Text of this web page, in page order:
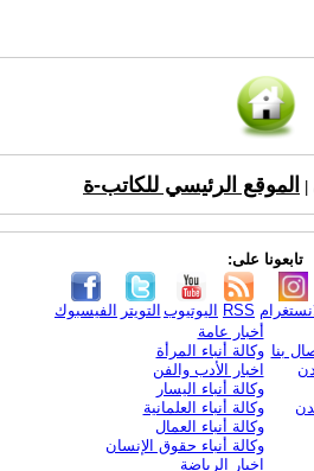
الموقع الرئيسي للكاتب-ة
تابعونا على:
الفيسبوك التويتر اليوتيوب RSS
بنا
أخبار عامة
وكالة أنباء المرأة
اخبار الأدب والفن
وكالة أنباء اليسار
وكالة أنباء العلمانية
وكالة أنباء العمال
وكالة أنباء حقوق الإنسان
اخبار الرياضة